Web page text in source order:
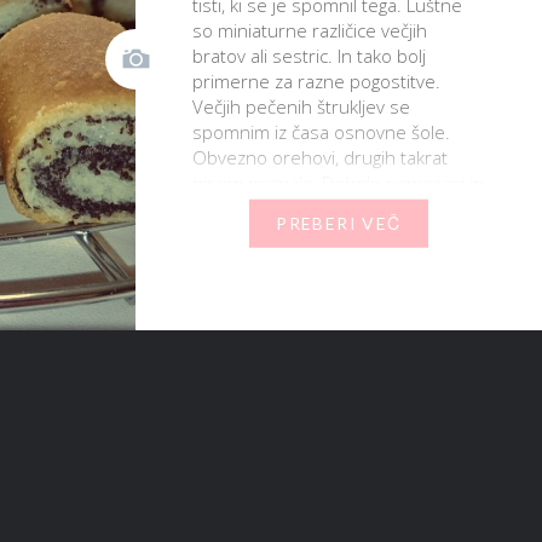
so miniaturne različice večjih
bratov ali sestric. In tako bolj
primerne za razne pogostitve.
Večjih pečenih štrukljev se
spomnim iz časa osnovne šole.
Obvezno orehovi, drugih takrat
neskončno zviti. Brez rozin…
PREBERI VEČ